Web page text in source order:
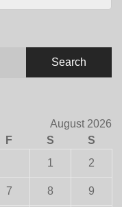
August 2026
F S
S
1
2
7 8 9